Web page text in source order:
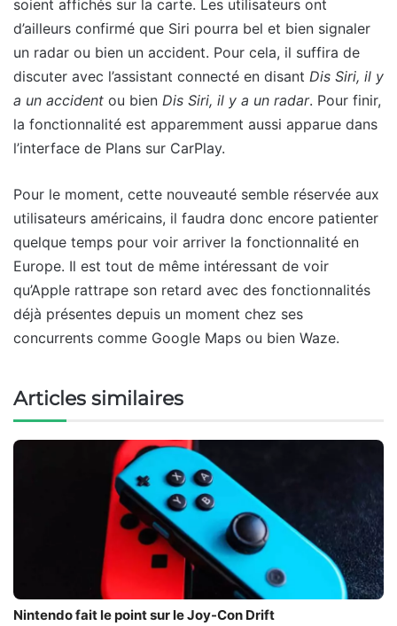
soient affichés sur la carte. Les utilisateurs ont
d’ailleurs confirmé que Siri pourra bel et bien signaler
un radar ou bien un accident. Pour cela, il suffira de
discuter avec l’assistant connecté en disant Dis Siri, il y
a un accident ou bien Dis Siri, il y a un radar. Pour finir,
la fonctionnalité est apparemment aussi apparue dans
l’interface de Plans sur CarPlay.
Pour le moment, cette nouveauté semble réservée aux
utilisateurs américains, il faudra donc encore patienter
quelque temps pour voir arriver la fonctionnalité en
Europe. Il est tout de même intéressant de voir
qu’Apple rattrape son retard avec des fonctionnalités
déjà présentes depuis un moment chez ses
concurrents comme Google Maps ou bien Waze.
Articles similaires
Nintendo fait le point sur le Joy-Con Drift